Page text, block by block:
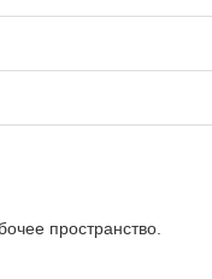
пространство.